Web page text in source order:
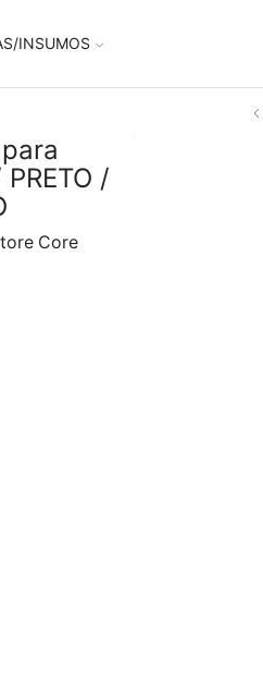
INSUMOS
/
Core